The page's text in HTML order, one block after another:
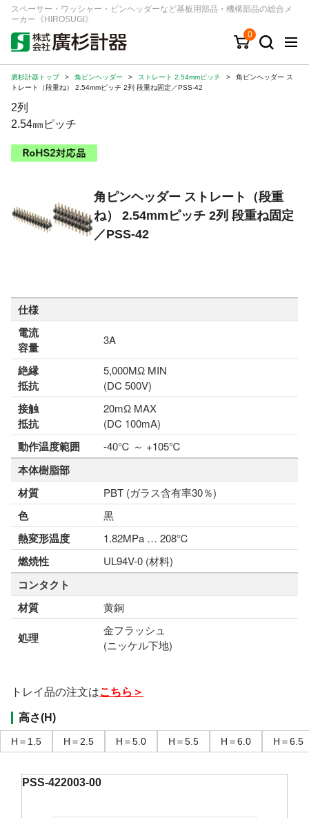
スペーサー・ワッシャー・ピンヘッダーなど基板用部品・機構部品の総合メ
ーカー《HIROSUGI》
0
キーワード 品番/シリーズ
商品カテゴリから探す
ジャンルから探す
シリーズから探す
ログイン
注文・見積りについて
会社情報
廣杉計器トップ > 角ピンヘッダー > ストレート 2.54mmピッチ >
角ピンヘッダー ス
トレート（段重ね） 2.54mmピッチ 2列 段重ね固定／PSS-42
2列
2.54㎜ピッチ
角ピンヘッダー ストレート（段重
ね） 2.54mmピッチ 2列 段重ね固定
／PSS-42
仕様
電流
容量
3A
絶縁
抵抗
5,000MΩ MIN
(DC 500V)
接触
抵抗
20mΩ MAX
(DC 100mA)
動作温度範囲 -40℃ ～ +105℃
本体樹脂部
材質
PBT (ガラス含有率30％)
色 黒
熱変形温度 1.82MPa … 208℃
燃焼性 UL94V-0 (材料)
コンタクト
材質
黄銅
処理
金フラッシュ
(ニッケル下地)
トレイ品の注文はこちら＞
高さ(H)
H＝1.5 H＝2.5 H＝5.0 H＝5.5 H＝6.0 H＝6.5
PSS-422003-00